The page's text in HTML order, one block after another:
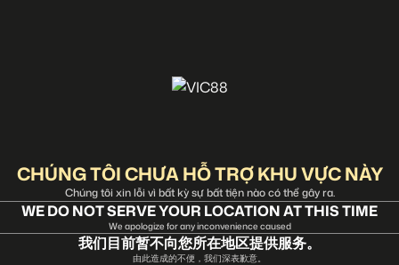
CHÚNG TÔI CHƯA HỖ TRỢ KHU VỰC NÀY
Chúng tôi xin lỗi vì bất kỳ sự bất tiện nào có thể gây ra.
WE DO NOT SERVE YOUR LOCATION AT THIS TIME
We apologize for any inconvenience caused
我们目前暂不向您所在地区提供服务。
由此造成的不便，我们深表歉意。